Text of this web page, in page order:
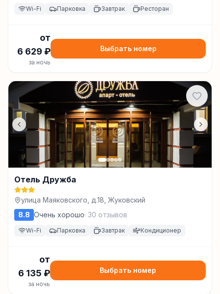
Wi-Fi Парковка Завтрак Ресторан
от
6 629 ₽
за ночь
Выбрать номер
Отель Дружба
улица Маяковского, д.18, Жуковский
8.8 Очень хорошо· 30 отзывов
Wi-Fi Парковка Завтрак Кондиционер
от
6 135 ₽
за ночь
Выбрать номер